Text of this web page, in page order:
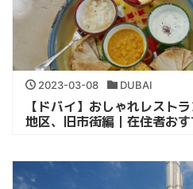
2023-03-08 DUBAI
【ドバイ】おしゃれレスト
地区、旧市街編｜在住者お